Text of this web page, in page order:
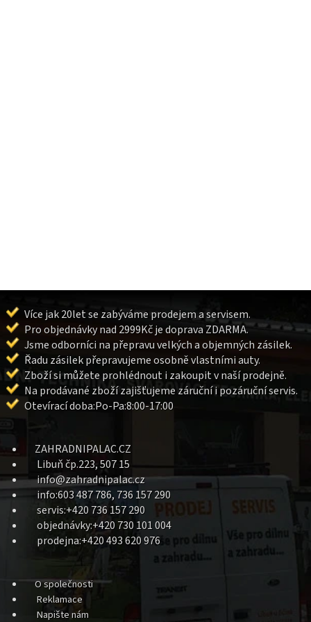
Více jak 20let se zabýváme prodejem a servisem.
Pro objednávky nad 2999Kč je doprava ZDARMA.
Jsme odborníci na přepravu velkých a objemných zásilek.
Řadu zásilek přepravujeme osobně vlastními auty.
Zboží si můžete prohlédnout i zakoupit v naší prodejně.
Na prodávané zboží zajišťujeme záruční i pozáruční servis.
Otevírací doba:Po-Pa:8:00-17:00
ZAHRADNIPALAC.CZ
Libuň čp.223, 507 15
info@zahradnipalac.cz
info:603 487 786, 736 157 290
servis:+420 736 157 290
objednávky:+420 730 101 004
prodejna:+420 493 620 976
O společnosti
Reklamace
Napište nám